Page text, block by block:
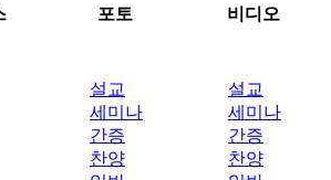
포토 비디오
설교
세미나
간증
찬양
설교
세미나
간증
찬양